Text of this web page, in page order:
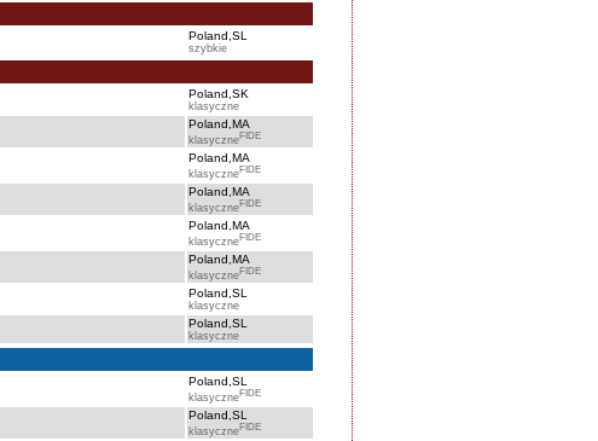
Poland,SL
szybkie
Poland,SK
klasyczne
Poland,MA
klasyczneFIDE
Poland,MA
klasyczneFIDE
Poland,MA
klasyczneFIDE
Poland,MA
klasyczneFIDE
Poland,MA
klasyczneFIDE
Poland,SL
klasyczne
Poland,SL
klasyczne
Poland,SL
klasyczneFIDE
Poland,SL
klasyczneFIDE